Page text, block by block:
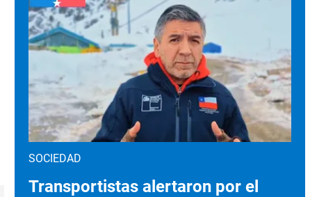
SOCIEDAD
Transportistas alertaron por el